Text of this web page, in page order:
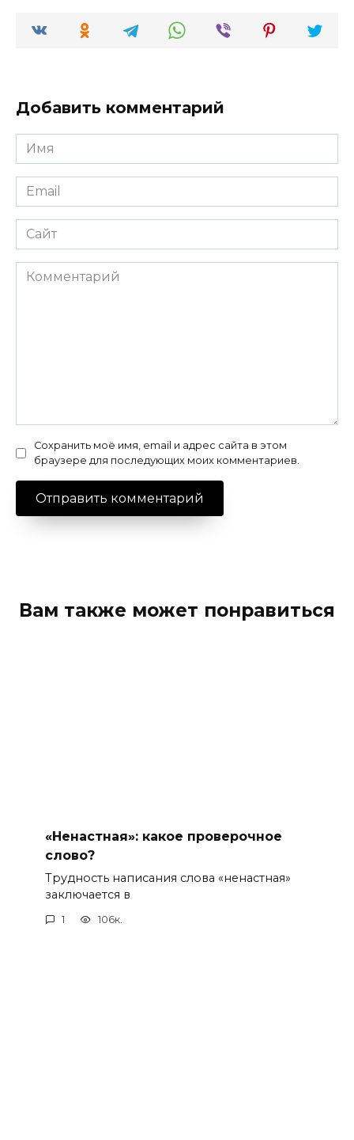
Добавить комментарий
Имя
*
Email
*
Сайт
Комментарий
Сохранить моё имя, email и адрес сайта в этом
браузере для последующих моих комментариев.
Вам также может понравиться
«Ненастная»: какое проверочное
слово?
Трудность написания слова «ненастная»
заключается в
1 106к.